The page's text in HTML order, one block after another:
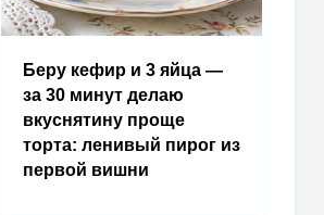
Беру кефир и 3 яйца —
за 30 минут делаю
вкуснятину проще
торта: ленивый пирог из
первой вишни